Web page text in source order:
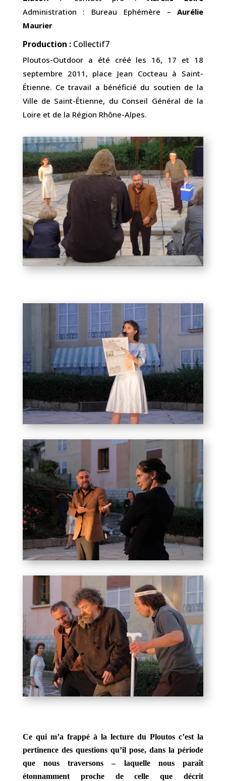
Administration : Bureau Ephémère –Aurélie
Maurier
Production :Collectif7
Ploutos-Outdoor a été créé les 16, 17 et 18
septembre 2011, place Jean Cocteau à Saint-
Étienne. Ce travail a bénéficié du soutien de la
Ville de Saint-Étienne, du Conseil Général de la
Loire et de la Région Rhône-Alpes.
Ce qui m’a frappé à la lecture du Ploutos c’est la
pertinence des questions qu’il pose, dans la période
que nous traversons – laquelle nous paraît
étonnamment proche de celle que décrit